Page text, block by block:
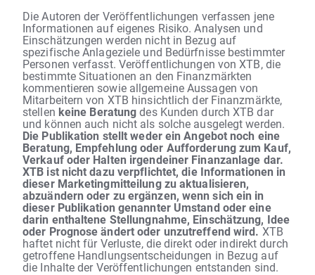
Die Autoren der Veröffentlichungen verfassen jene
Informationen auf eigenes Risiko. Analysen und
Einschätzungen werden nicht in Bezug auf
spezifische Anlageziele und Bedürfnisse bestimmter
Personen verfasst. Veröffentlichungen von XTB, die
bestimmte Situationen an den Finanzmärkten
kommentieren sowie allgemeine Aussagen von
Mitarbeitern von XTB hinsichtlich der Finanzmärkte,
stellen keine Beratungdes Kunden durch XTB dar
und können auch nicht als solche ausgelegt werden.
Die Publikation stellt weder ein Angebot noch eine
Beratung, Empfehlung oder Aufforderung zum Kauf,
Verkauf oder Halten irgendeiner Finanzanlage dar.
XTB ist nicht dazu verpflichtet, die Informationen in
dieser Marketingmitteilung zu aktualisieren,
abzuändern oder zu ergänzen, wenn sich ein in
dieser Publikation genannter Umstand oder eine
darin enthaltene Stellungnahme, Einschätzung, Idee
oder Prognose ändert oder unzutreffend wird.XTB
haftet nicht für Verluste, die direkt oder indirekt durch
getroffene Handlungsentscheidungen in Bezug auf
die Inhalte der Veröffentlichungen entstanden sind.